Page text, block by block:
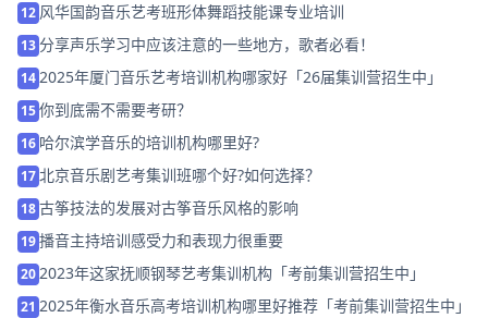
12 风华国韵音乐艺考班形体舞蹈技能课专业培训
13分享声乐学习中应该注意的一些地方，歌者必看！
142025年厦门音乐艺考培训机构哪家好「26届集训营招生中」
15你到底需不需要考研？
16 哈尔滨学音乐的培训机构哪里好?
17北京音乐剧艺考集训班哪个好?如何选择？
18古筝技法的发展对古筝音乐风格的影响
19播音主持培训感受力和表现力很重要
202023年这家抚顺钢琴艺考集训机构「考前集训营招生中」
21 2025年衡水音乐高考培训机构哪里好推荐「考前集训营招生中」